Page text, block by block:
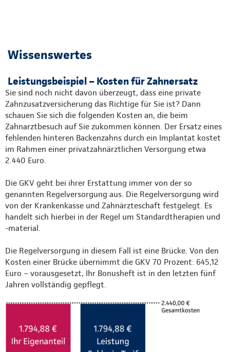
Wissenswertes
Leistungsbeispiel – Kosten für Zahnersatz
Sie sind noch nicht davon überzeugt, dass eine private
Zahnzusatzversicherung das Richtige für Sie ist? Dann
schauen Sie sich die folgenden Kosten an, die beim
Zahnarztbesuch auf Sie zukommen können. Der Ersatz eines
fehlenden hinteren Backenzahns durch ein Implantat kostet
im Rahmen einer privatzahnärztlichen Versorgung etwa
2.440 Euro.
Die GKV geht bei ihrer Erstattung immer von der so
genannten Regelversorgung aus. Die Regelversorgung wird
von der Krankenkasse und Zahnärzteschaft festgelegt. Es
handelt sich hierbei in der Regel um Standardtherapien und
-material.
Die Regelversorgung in diesem Fall ist eine Brücke. Von den
Kosten einer Brücke übernimmt die GKV 70 Prozent: 645,12
Euro – vorausgesetzt, Ihr Bonusheft ist in den letzten fünf
Jahren vollständig gepflegt.